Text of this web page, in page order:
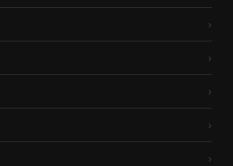
›
›
›
›
›